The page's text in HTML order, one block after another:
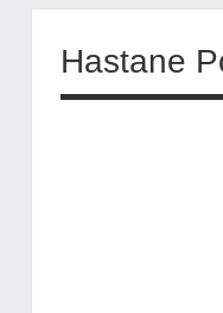
Hastane